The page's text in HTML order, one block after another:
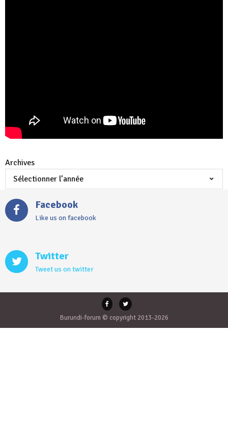
Archives
Facebook
Like us on facebook
Twitter
Tweet us on twitter
Burundi-forum © copyright 2013-2026